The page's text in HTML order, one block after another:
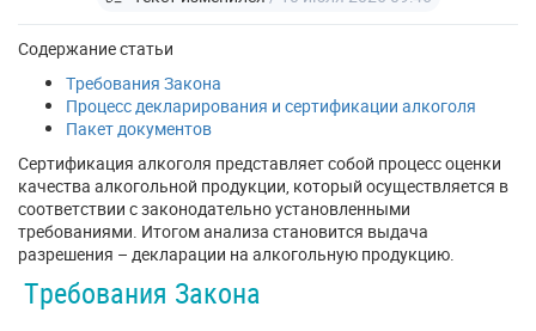
Содержание статьи
Требования Закона
Процесс декларирования и сертификации алкоголя
Пакет документов
Сертификация алкоголя представляет собой процесс оценки
качества алкогольной продукции, который осуществляется в
соответствии с законодательно установленными
требованиями. Итогом анализа становится выдача
разрешения – декларации на алкогольную продукцию.
Требования Закона